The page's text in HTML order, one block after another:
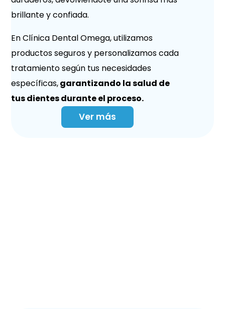
brillante y confiada.
En Clínica Dental Omega, utilizamos
productos seguros y personalizamos cada
tratamiento según tus necesidades
específicas,garantizando la salud de
tus dientes durante el proceso.
Ver más